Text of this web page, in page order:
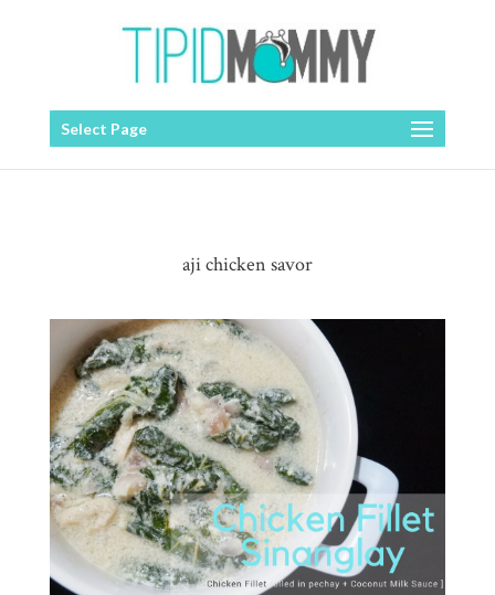
Select Page
aji chicken savor